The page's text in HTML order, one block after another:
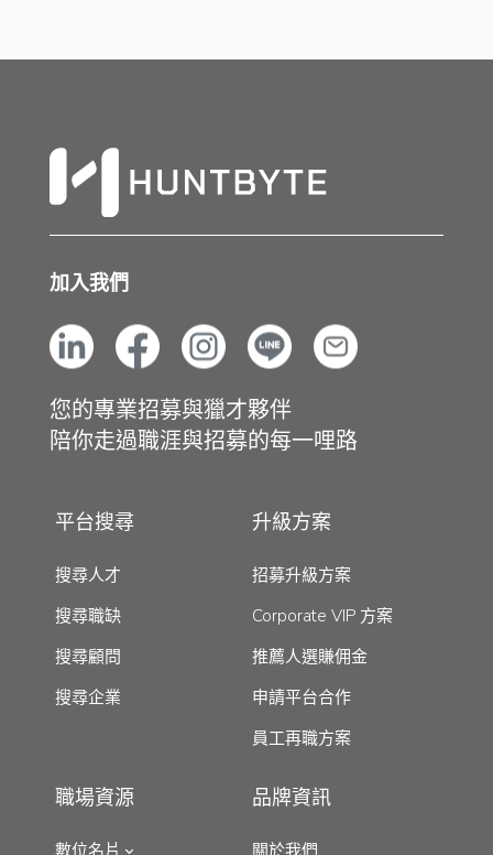
加入我們
您的專業招募與獵才夥伴
陪你走過職涯與招募的每一哩路
平台搜尋
搜尋人才
搜尋職缺
搜尋顧問
搜尋企業
升級方案
招募升級方案
Corporate VIP 方案
推薦人選賺佣金
申請平台合作
員工再職方案
職場資源
數位名片
品牌資訊
關於我們